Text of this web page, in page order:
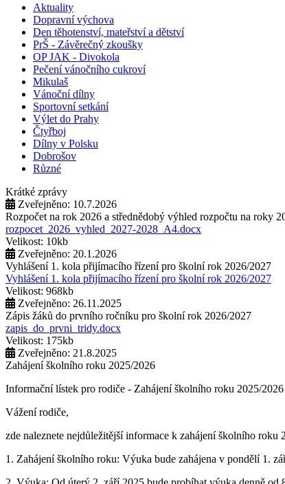
Aktuality
Dopravní výchova
Den těhotenství, mateřství a dětství
PrŠ - Závěrečný zkoušky
OP JAK - Divokola
Pečení vánočního cukroví
Mikulaš
Vánoční dílny
Sportovní setkání
Výlet do Prahy
Čtyřboj
Dílny v Polsku
Dobrošov
Různé
Krátké zprávy
Zveřejněno: 10.7.2026
Rozpočet na rok 2026 a střednědobý výhled rozpočtu na roky
rozpocet_2026_vyhled_2027-2028_A4.docx
Velikost: 10kb
Zveřejněno: 20.1.2026
Vyhlášení 1. kola přijímacího řízení pro školní rok 2026/2027
Vyhlášení 1. kola přijímacího řízení pro školní rok 2026/2027
Velikost: 968kb
Zveřejněno: 26.11.2025
Zápis žáků do prvního ročníku pro školní rok 2026/2027
zapis_do_prvni_tridy.docx
Velikost: 175kb
Zveřejněno: 21.8.2025
Zahájení školního roku 2025/2026
Informační lístek pro rodiče - Zahájení školního roku 2025/2026
Vážení rodiče,
zde naleznete nejdůležitější informace k zahájení školního roku
1. Zahájení školního roku: Výuka bude zahájena v pondělí 1.